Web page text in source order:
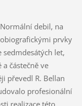
debil, na
prvky
let,
částečně ve
převedl R. Bellan
profesionální
realizace této